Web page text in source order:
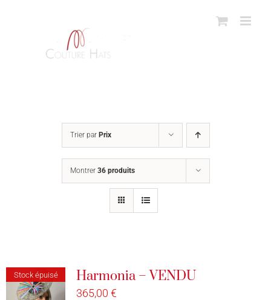
Trier par Prix
Montrer 36 produits
Stock épuisé Harmonia – VENDU
365,00 €